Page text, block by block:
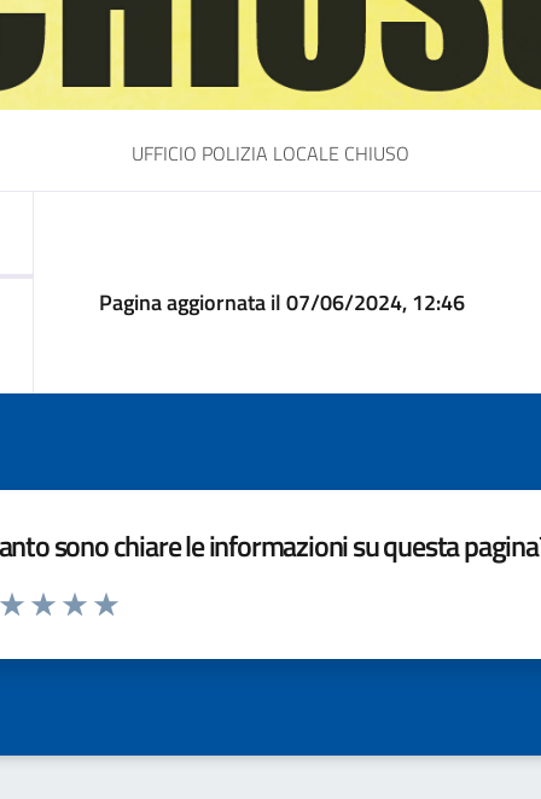
UFFICIO POLIZIA LOCALE CHIUSO
Pagina aggiornata il 07/06/2024, 12:46
sono chiare le informazioni su questa
da 1 a 5 stelle la pagina